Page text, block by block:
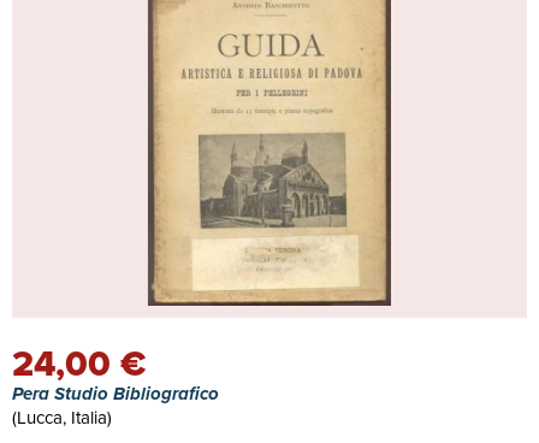
24,00 €
Pera Studio Bibliografico
(Lucca, Italia)